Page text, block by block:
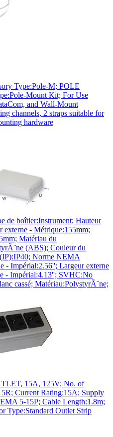
Type:Pole-M; POLE
Mount Kit; For Use
and Wall-Mount
channels, 2 straps suitable for
hardware
boîtier:Instrument; Hauteur
externe - Métrique:155mm;
Matériau du
(ABS); Couleur du
Norme NEMA
- Impérial:2.56''; Largeur externe
- Impérial:4.13''; SVHC:No
cassé; Matériau:PolystyrÃ¨ne;
15A, 125V; No. of
Current Rating:15A; Supply
5-15P; Cable Length:1.8m;
Type:Standard Outlet Strip